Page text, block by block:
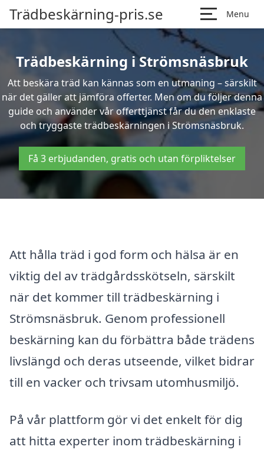
Trädbeskärning-pris.se Menu
Trädbeskärning i Strömsnäsbruk
Att beskära träd kan kännas som en utmaning – särskilt
när det gäller att jämföra offerter. Men om du följer denna
guide och använder vår offerttjänst får du den enklaste
och tryggaste trädbeskärningen i Strömsnäsbruk.
Få 3 erbjudanden, gratis och utan förpliktelser
Att hålla träd i god form och hälsa är en
viktig del av trädgårdsskötseln, särskilt
när det kommer till trädbeskärning i
Strömsnäsbruk. Genom professionell
beskärning kan du förbättra både trädens
livslängd och deras utseende, vilket bidrar
till en vacker och trivsam utomhusmiljö.
På vår plattform gör vi det enkelt för dig
att hitta experter inom trädbeskärning i